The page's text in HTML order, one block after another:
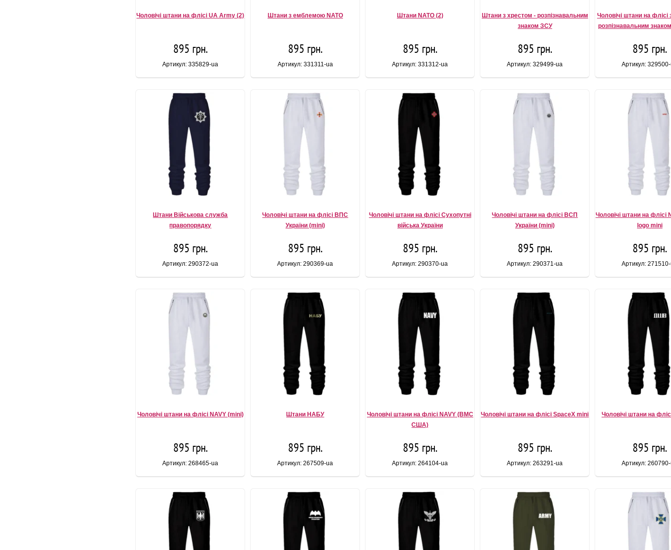
Чоловічі штани на флісі UA Army (2)
895 грн.
Артикул: 335829-ua
Штани з емблемою NATO
895 грн.
Артикул: 331311-ua
Штани NATO (2)
895 грн.
Артикул: 331312-ua
Штани з хрестом - розпізнавальним
знаком ЗСУ
895 грн.
Артикул: 329499-ua
Чоловічі штани на флісі
розпізнавальним
895 грн.
Артикул:
Штани Військова служба
правопорядку
895 грн.
Артикул: 290372-ua
Чоловічі штани на флісі ВПС
України (mini)
895 грн.
Артикул: 290369-ua
Чоловічі штани на флісі Сухопутні
війська України
895 грн.
Артикул: 290370-ua
Чоловічі штани на флісі ВСП
України (mini)
895 грн.
Артикул: 290371-ua
Чоловічі штани на флісі
logo mini
895 грн.
Артикул:
Чоловічі штани на флісі NAVY (mini)
895 грн.
Артикул: 268465-ua
Штани НАБУ
895 грн.
Артикул: 267509-ua
Чоловічі штани на флісі NAVY (ВМС
США)
895 грн.
Артикул: 264104-ua
Чоловічі штани на флісі SpaceX mini
895 грн.
Артикул: 263291-ua
Чоловічі штани на
895 грн.
Артикул: